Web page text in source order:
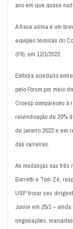
ano em que quase
A frase acima é um
equipes técnicas do
(F6), em 12/1/2022.
Embora acordado
pelo Fórum por meio
Cruesp compareceu à
reivindicação de 20%
de janeiro 2022 e em
das carreiras.
As mudanças nas três
Barretti e Tom Zé,
USP trocar seu
Junior em 25/1 –
negociações,